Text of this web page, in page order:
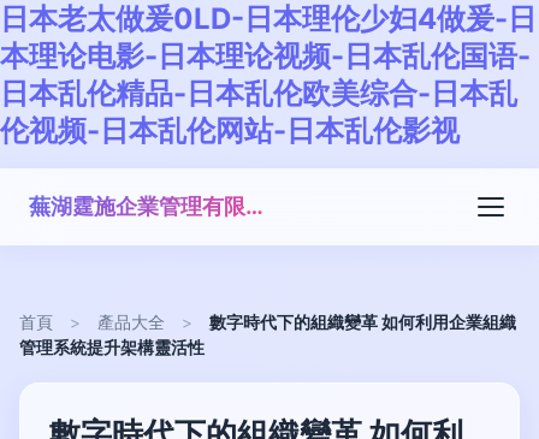
日本老太做爰0LD-日本理伦少妇4做爰-日
本理论电影-日本理论视频-日本乱伦国语-
日本乱伦精品-日本乱伦欧美综合-日本乱
伦视频-日本乱伦网站-日本乱伦影视
蕪湖霆施企業管理有限公司
首頁 > 產品大全 >
數字時代下的組織變革 如何利用企業組織
管理系統提升架構靈活性